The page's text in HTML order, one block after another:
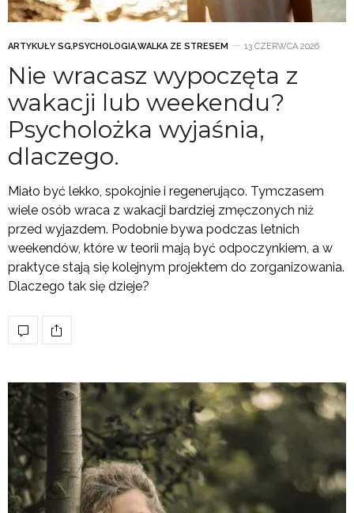
ARTYKUŁY SG,PSYCHOLOGIA,WALKA ZE STRESEM 13 CZERWCA 2026
Nie wracasz wypoczęta z
wakacji lub weekendu?
Psycholożka wyjaśnia,
dlaczego.
Miało być lekko, spokojnie i regenerująco. Tymczasem
wiele osób wraca z wakacji bardziej zmęczonych niż
przed wyjazdem. Podobnie bywa podczas letnich
weekendów, które w teorii mają być odpoczynkiem, a w
praktyce stają się kolejnym projektem do zorganizowania.
Dlaczego tak się dzieje?